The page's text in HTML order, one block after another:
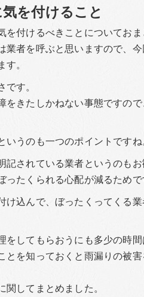
を付けること
付けるべきことについておま
業者を呼ぶと思いますので、
。
す。
をきたしかねない事態ですの
うのも一つのポイントですね
されている業者というのもお
たくられる心配が減るためで
け込んで、ぼったくってくる
してもらおうにも多少の時間
を知っておくと雨漏りの被
してまとめました。